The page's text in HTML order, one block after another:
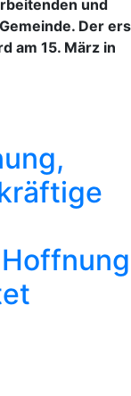
und
Der
am 15. März in